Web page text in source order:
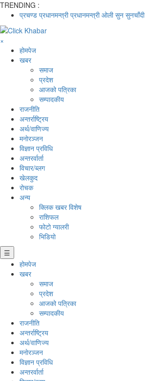
TRENDING :
प्रचण्ड प्रधानमन्त्री प्रधानमन्त्री ओली सुन सुनचाँदी
×
होमपेज
खबर
समाज
प्रदेश
आजको पत्रिका
सम्पादकीय
राजनीति
अन्तर्राष्ट्रिय
अर्थ/वाणिज्य
मनाेरञ्जन
विज्ञान प्रविधि
अन्तरर्वार्ता
विचार/ब्लग
खेलकुद
रोचक
अन्य
क्लिक खबर विशेष
राशिफल
फोटो ग्यालरी
भिडियो
☰
होमपेज
खबर
समाज
प्रदेश
आजको पत्रिका
सम्पादकीय
राजनीति
अन्तर्राष्ट्रिय
अर्थ/वाणिज्य
मनाेरञ्जन
विज्ञान प्रविधि
अन्तरर्वार्ता